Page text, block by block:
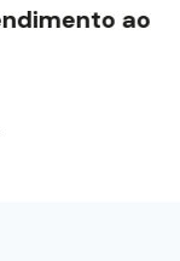
ao